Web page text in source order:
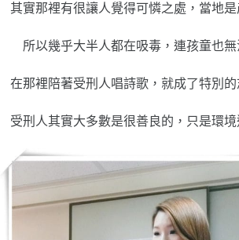
其實那裡有很讓人覺得可憐之處，當地是
所以幾乎大半人都在吸毒，連孩童也無
在那裡陪著受刑人唱詩歌，就成了特別的
受刑人其實大多數是很善良的，只是環境